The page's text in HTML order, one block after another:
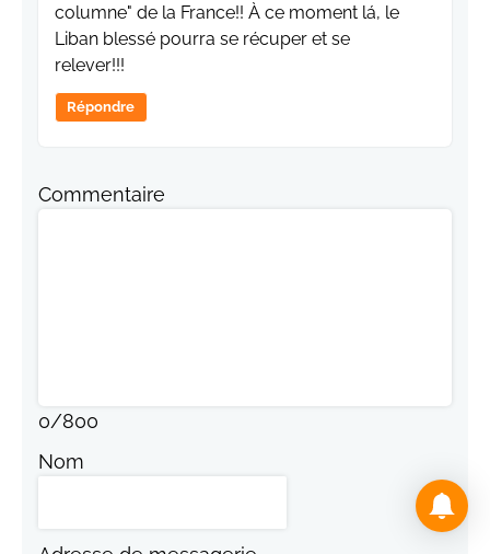
columne" de la France!! À ce moment lá, le
Liban blessé pourra se récuper et se
relever!!!
Répondre
Commentaire
0/800
Nom